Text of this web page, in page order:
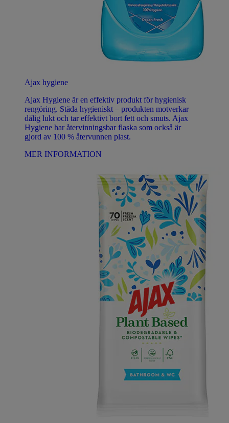
Ajax hygiene
Ajax Hygiene är en effektiv produkt för hygienisk
rengöring. Städa hygieniskt – produkten motverkar
dålig lukt och tar effektivt bort fett och smuts. Ajax
Hygiene har återvinningsbar flaska som också är
gjord av 100 % återvunnen plast.
MER INFORMATION